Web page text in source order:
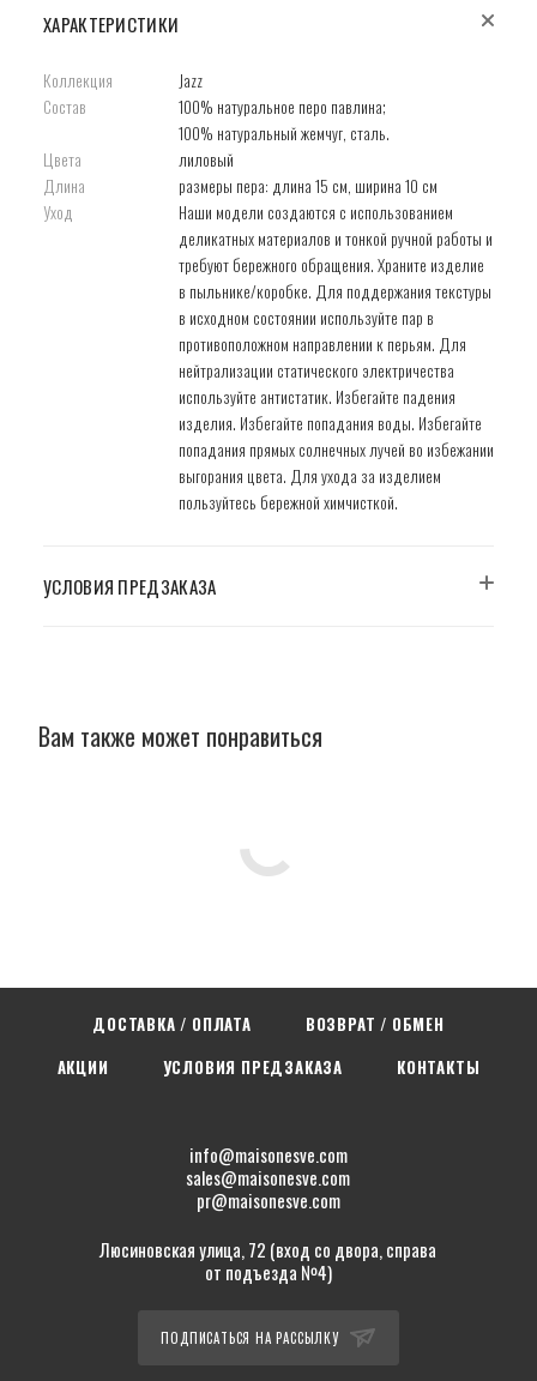
ХАРАКТЕРИСТИКИ
Коллекция
Jazz
Состав
100% натуральное перо павлина;
100% натуральный жемчуг, сталь.
Цвета
лиловый
Длина
размеры пера: длина 15 см, ширина 10 см
Уход
Наши модели создаются с использованием
деликатных материалов и тонкой ручной работы и
требуют бережного обращения. Храните изделие
в пыльнике/коробке. Для поддержания текстуры
в исходном состоянии используйте пар в
противоположном направлении к перьям. Для
нейтрализации статического электричества
используйте антистатик. Избегайте падения
изделия. Избегайте попадания воды. Избегайте
попадания прямых солнечных лучей во избежании
выгорания цвета. Для ухода за изделием
пользуйтесь бережной химчисткой.
УСЛОВИЯ ПРЕДЗАКАЗА
Вам также может понравиться
ДОСТАВКА / ОПЛАТА
ВОЗВРАТ / ОБМЕН
АКЦИИ
УСЛОВИЯ ПРЕДЗАКАЗА КОНТАКТЫ
info@maisonesve.com
sales@maisonesve.com
pr@maisonesve.com
Люсиновская улица, 72 (вход со двора, справа
от подъезда №4)
ПОДПИСАТЬСЯ НА РАССЫЛКУ